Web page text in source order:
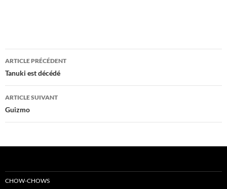
Navigation
des
articles
ARTICLE PRÉCÉDENT
Tanuki est décédé
ARTICLE SUIVANT
Guizmo
CHOW-CHOWS